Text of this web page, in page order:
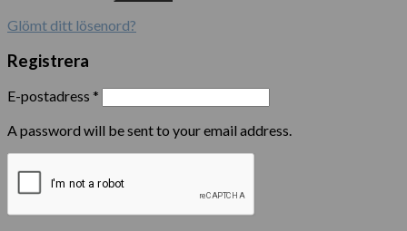
Glömt ditt lösenord?
Registrera
E-postadress *
A password will be sent to your email address.